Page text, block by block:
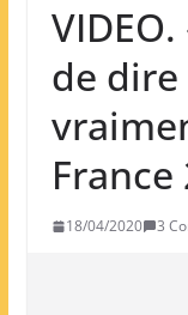
de dire
France
18/04/2020 3